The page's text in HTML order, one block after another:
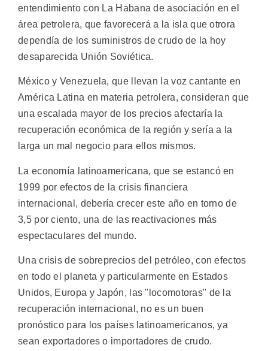
entendimiento con La Habana de asociación en el
área petrolera, que favorecerá a la isla que otrora
dependía de los suministros de crudo de la hoy
desaparecida Unión Soviética.
México y Venezuela, que llevan la voz cantante en
América Latina en materia petrolera, consideran que
una escalada mayor de los precios afectaría la
recuperación económica de la región y sería a la
larga un mal negocio para ellos mismos.
La economía latinoamericana, que se estancó en
1999 por efectos de la crisis financiera
internacional, debería crecer este año en torno de
3,5 por ciento, una de las reactivaciones más
espectaculares del mundo.
Una crisis de sobreprecios del petróleo, con efectos
en todo el planeta y particularmente en Estados
Unidos, Europa y Japón, las "locomotoras" de la
recuperación internacional, no es un buen
pronóstico para los países latinoamericanos, ya
sean exportadores o importadores de crudo.